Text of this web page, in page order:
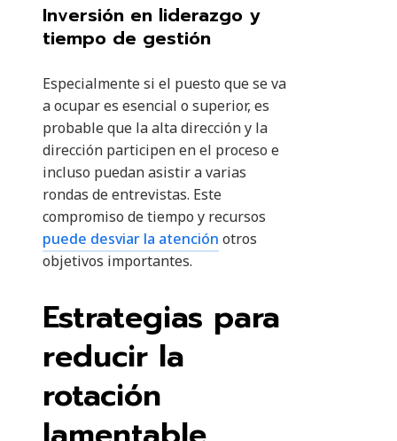
Inversión en liderazgo y
tiempo de gestión
Especialmente si el puesto que se va
a ocupar es esencial o superior, es
probable que la alta dirección y la
dirección participen en el proceso e
incluso puedan asistir a varias
rondas de entrevistas. Este
compromiso de tiempo y recursos
puede desviar la atención otros
objetivos importantes.
Estrategias para
reducir la
rotación